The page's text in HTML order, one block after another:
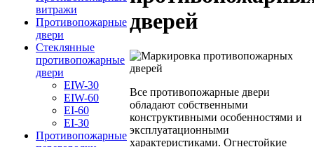
витражи
Противопожарные
двери
Стеклянные
противопожарные
двери
EIW-30
EIW-60
EI-60
EI-30
Противопожарные
дверей
Все противопожарные двери
обладают собственными
конструктивными особенностями и
эксплуатационными
характеристиками. Огнестойкие